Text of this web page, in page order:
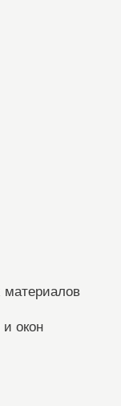
материалов
окон